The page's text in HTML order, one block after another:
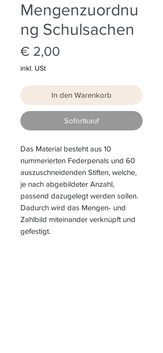
Mengenzuordnu
ng Schulsachen
€ 2,00
inkl. USt
In den Warenkorb
Sofortkauf
Das Material besteht aus 10
nummerierten Federpenals und 60
auszuschneidenden Stiften, welche,
je nach abgebildeter Anzahl,
passend dazugelegt werden sollen.
Dadurch wird das Mengen- und
Zahlbild miteinander verknüpft und
gefestigt.